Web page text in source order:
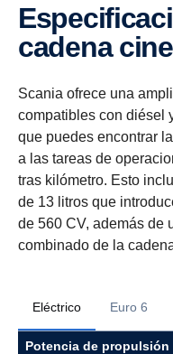
Especi­fi­ca­ciones de la
cadena
Scania ofrece una
compatibles con diésel
que puedes encontrar
a las tareas de
tras kilómetro. Esto
de 13 litros que
de 560 CV, además de
combinado de la
Eléctrico Euro 6
Potencia de propulsión